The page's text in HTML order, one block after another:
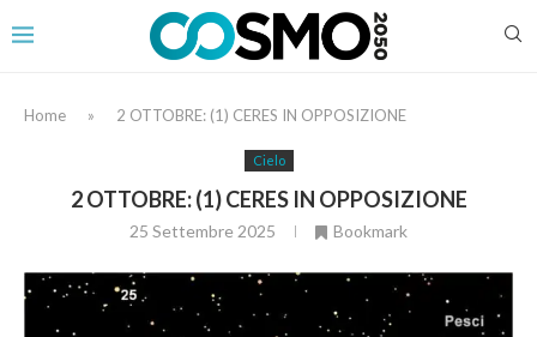
Home » 2 OTTOBRE: (1) CERES IN OPPOSIZIONE
Cielo
2 OTTOBRE: (1) CERES IN OPPOSIZIONE
25 Settembre 2025 Bookmark